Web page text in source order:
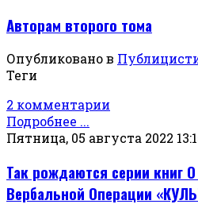
Авторам второго тома
Опубликовано в
Теги
2 комментарии
Подробнее ...
Пятница, 05 августа 2022
Так рождаются серии книг
Вербальной Операции